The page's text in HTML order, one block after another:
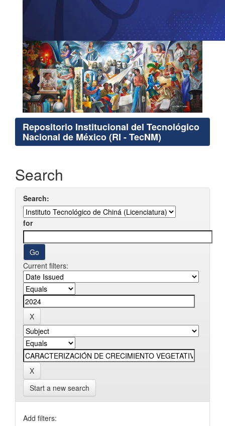
Repositorio Institucional del Tecnológico
Nacional de México (RI - TecNM)
Search
Search:
for
Current filters:
Start a new search
Add filters: